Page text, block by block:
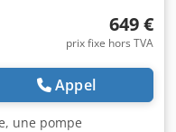
649 €
prix fixe hors TVA
Appel
une pompe